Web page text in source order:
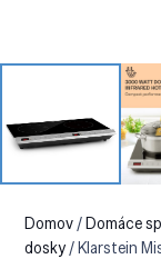
Domov/Domáce
dosky/ Klarstein